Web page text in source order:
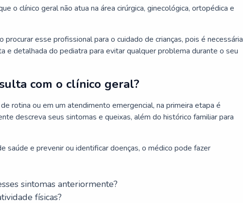
o clínico geral não atua na área cirúrgica, ginecológica, ortopédica e
procurar esse profissional para o cuidado de crianças, pois é necessária
e detalhada do pediatra para evitar qualquer problema durante o seu
com o clínico geral?
rotina ou em um atendimento emergencial, na primeira etapa é
descreva seus sintomas e queixas, além do histórico familiar para
saúde e prevenir ou identificar doenças, o médico pode fazer
sintomas anteriormente?
físicas?